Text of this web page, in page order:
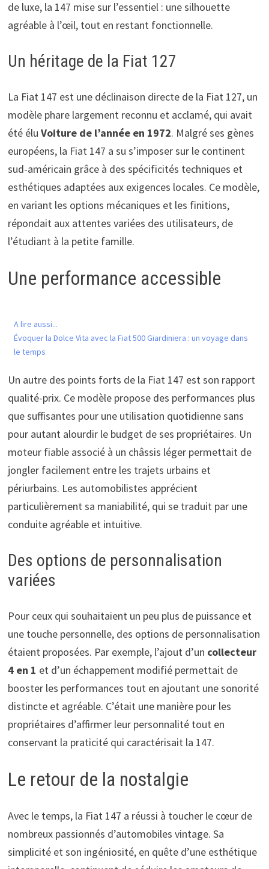
de luxe, la 147 mise sur l’essentiel : une silhouette
agréable à l’œil, tout en restant fonctionnelle.
Un héritage de la Fiat 127
La Fiat 147 est une déclinaison directe de la Fiat 127, un
modèle phare largement reconnu et acclamé, qui avait
été élu Voiture de l’année en 1972. Malgré ses gènes
européens, la Fiat 147 a su s’imposer sur le continent
sud-américain grâce à des spécificités techniques et
esthétiques adaptées aux exigences locales. Ce modèle,
en variant les options mécaniques et les finitions,
répondait aux attentes variées des utilisateurs, de
l’étudiant à la petite famille.
Une performance accessible
A lire aussi...
Évoquer la Dolce Vita avec la Fiat 500 Giardiniera : un voyage dans
le temps
Un autre des points forts de la Fiat 147 est son rapport
qualité-prix. Ce modèle propose des performances plus
que suffisantes pour une utilisation quotidienne sans
pour autant alourdir le budget de ses propriétaires. Un
moteur fiable associé à un châssis léger permettait de
jongler facilement entre les trajets urbains et
périurbains. Les automobilistes apprécient
particulièrement sa maniabilité, qui se traduit par une
conduite agréable et intuitive.
Des options de personnalisation
variées
Pour ceux qui souhaitaient un peu plus de puissance et
une touche personnelle, des options de personnalisation
étaient proposées. Par exemple, l’ajout d’un collecteur
4 en 1 et d’un échappement modifié permettait de
booster les performances tout en ajoutant une sonorité
distincte et agréable. C’était une manière pour les
propriétaires d’affirmer leur personnalité tout en
conservant la praticité qui caractérisait la 147.
Le retour de la nostalgie
Avec le temps, la Fiat 147 a réussi à toucher le cœur de
nombreux passionnés d’automobiles vintage. Sa
simplicité et son ingéniosité, en quête d’une esthétique